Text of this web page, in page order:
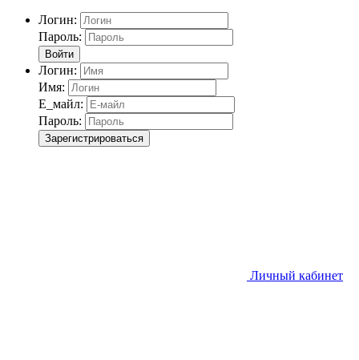
Логин:
Пароль:
Войти
Логин:
Имя:
Е_майл:
Пароль:
Зарегистрироваться
Личный кабинет